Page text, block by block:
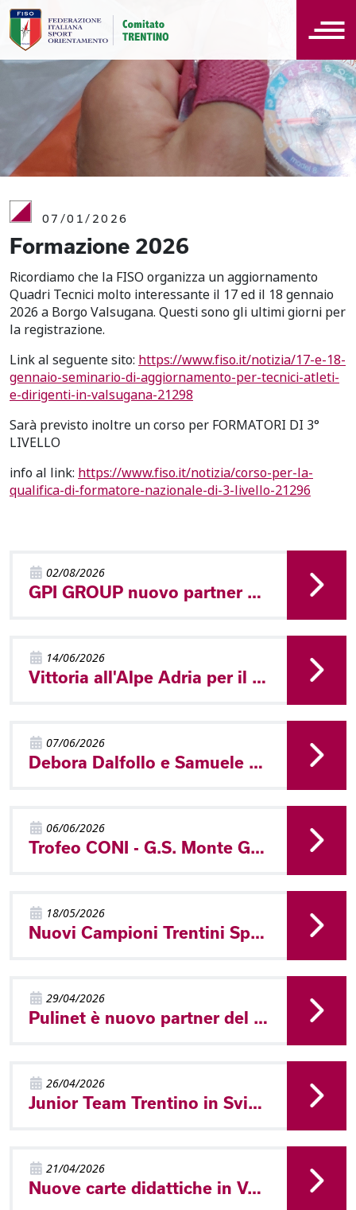
02/08/2026
GPI GROUP nuovo partner del Comitato Trentino FISO
14/06/2026
Vittoria all'Alpe Adria per il Trentino!
07/06/2026
Debora Dalfollo e Samuele Tait campioni trentini sprint a Ziano
06/06/2026
Trofeo CONI - G.S. Monte Giner vincitore a Molveno
18/05/2026
Nuovi Campioni Trentini Sprint a Castello Tesino
29/04/2026
Pulinet è nuovo partner del Comitato Trentino FISO
26/04/2026
Junior Team Trentino in Svizzera - World Cup e Nationaler A
21/04/2026
Nuove carte didattiche in Val di Non
07/01/2026
Formazione 2026
Ricordiamo che la FISO organizza un aggiornamento
Quadri Tecnici molto interessante il 17 ed il 18 gennaio
2026 a Borgo Valsugana. Questi sono gli ultimi giorni per
la registrazione.
Link al seguente sito: https://www.fiso.it/notizia/17-e-18-
gennaio-seminario-di-aggiornamento-per-tecnici-atleti-
e-dirigenti-in-valsugana-21298
Sarà previsto inoltre un corso per FORMATORI DI 3°
LIVELLO
info al link: https://www.fiso.it/notizia/corso-per-la-
qualifica-di-formatore-nazionale-di-3-livello-21296